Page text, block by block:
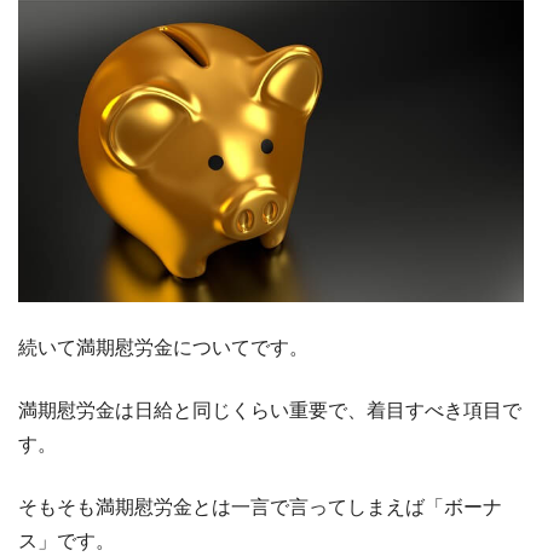
続いて満期慰労金についてです。
満期慰労金は日給と同じくらい重要で、着目すべき項目で
す。
そもそも満期慰労金とは一言で言ってしまえば「ボーナ
ス」です。